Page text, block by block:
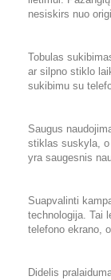
nesiskirs nuo
Tobulas
ar silpno stiklo
sukibimu su
Saugus
stiklas suskyla,
yra saugesnis
Suapvalinti
technologija. Tai
telefono ekrano,
Didelis